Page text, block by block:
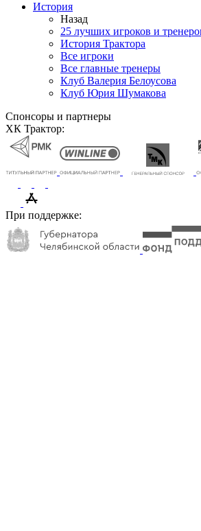
История
Назад
25 лучших игроков и
История Трактора
Все игроки
Все главные тренеры
Клуб Валерия Белоусова
Клуб Юрия Шумакова
Спонсоры и партнеры
ХК Трактор:
При поддержке: